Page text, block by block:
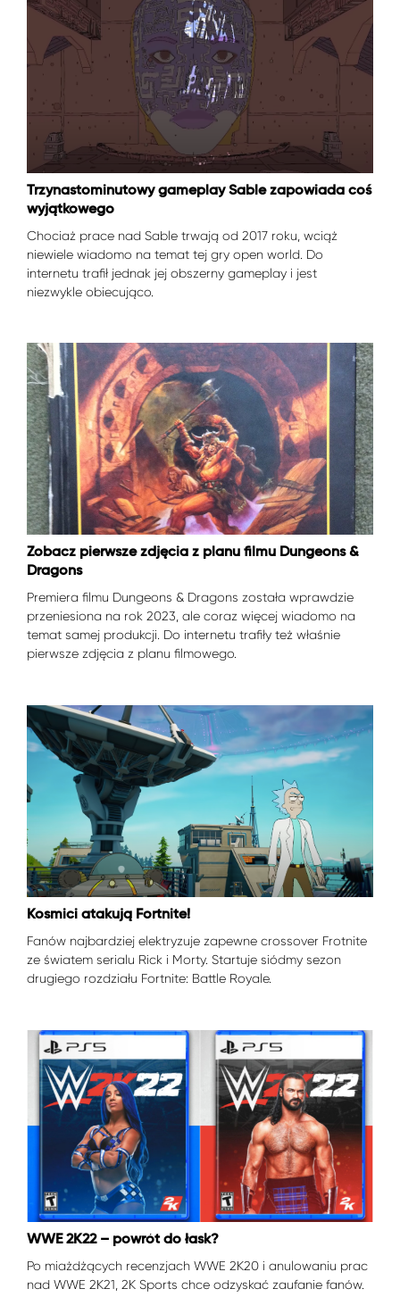
Trzynastominutowy gameplay Sable zapowiada coś
wyjątkowego
Chociaż prace nad Sable trwają od 2017 roku, wciąż
niewiele wiadomo na temat tej gry open world. Do
internetu trafił jednak jej obszerny gameplay i jest
niezwykle obiecująco.
Zobacz pierwsze zdjęcia z planu filmu Dungeons &
Dragons
Premiera filmu Dungeons & Dragons została wprawdzie
przeniesiona na rok 2023, ale coraz więcej wiadomo na
temat samej produkcji. Do internetu trafiły też właśnie
pierwsze zdjęcia z planu filmowego.
Kosmici atakują Fortnite!
Fanów najbardziej elektryzuje zapewne crossover Frotnite
ze światem serialu Rick i Morty. Startuje siódmy sezon
drugiego rozdziału Fortnite: Battle Royale.
WWE 2K22 – powrót do łask?
Po miażdżących recenzjach WWE 2K20 i anulowaniu prac
nad WWE 2K21, 2K Sports chce odzyskać zaufanie fanów.